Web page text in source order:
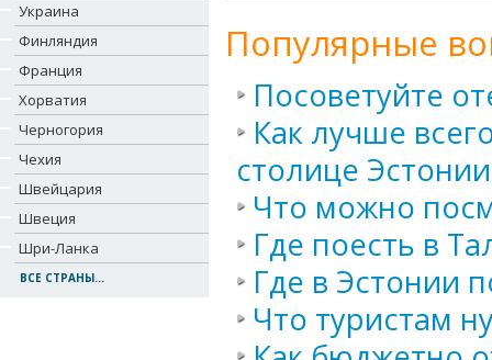
Украина
Финляндия
Франция
Хорватия
Черногория
Чехия
Швейцария
Швеция
Шри-Ланка
ВСЕ СТРАНЫ...
Популярные
Посоветуйте
Как лучше
столице
Что можно
Где поесть в
Где в Эстонии
Что туристам